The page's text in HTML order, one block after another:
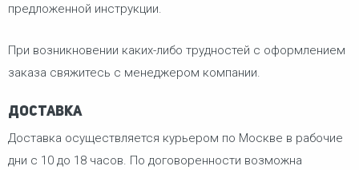
предложенной инструкции.
При возникновении каких-либо трудностей с оформлением
заказа свяжитесь с менеджером компании.
Доставка
Доставка осуществляется курьером по Москве в рабочие
дни с 10 до 18 часов. По договоренности возможна